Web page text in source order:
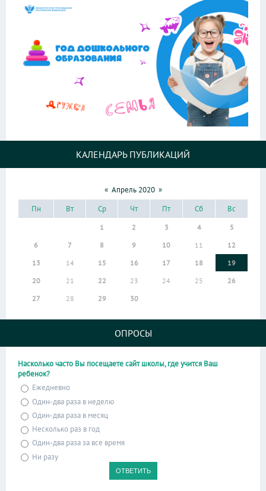
КАЛЕНДАРЬ ПУБЛИКАЦИЙ
« Апрель 2020 »
Пн
Вт Ср Чт Пт Сб Вс
1 2 3 4
5
6
7 8 9 10 11
12
13
14 15 16 17 18
19
20
21 22 23 24 25
26
27
28 29 30
ОПРОСЫ
Насколько часто Вы посещаете сайт школы, где учится Ваш
ребенок?
Ежедневно
Один-два раза в неделю
Один-два раза в месяц
Несколько раз в год
Один-два раза за все время
Ни разу